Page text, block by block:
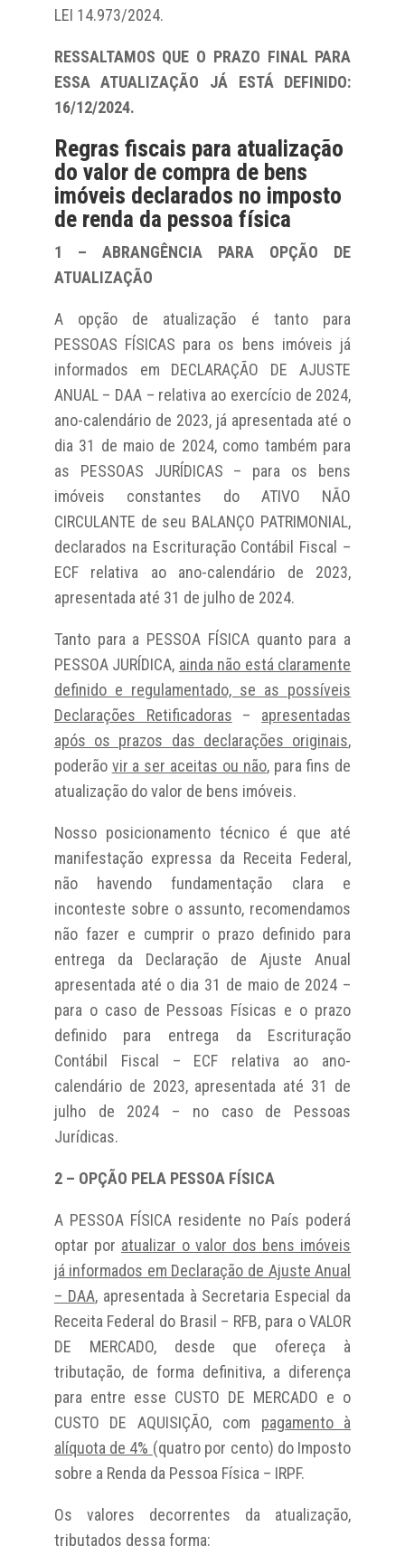
LEI 14.973/2024.
RESSALTAMOS QUE O PRAZO FINAL PARA
ESSA ATUALIZAÇÃO JÁ ESTÁ DEFINIDO:
16/12/2024.
Regras fiscais para atualização
do valor de compra de bens
imóveis declarados no imposto
de renda da pessoa física
1 – ABRANGÊNCIA PARA OPÇÃO DE
ATUALIZAÇÃO
A opção de atualização é tanto para
PESSOAS FÍSICAS para os bens imóveis já
informados em DECLARAÇÃO DE AJUSTE
ANUAL – DAA – relativa ao exercício de 2024,
ano-calendário de 2023, já apresentada até o
dia 31 de maio de 2024, como também para
as PESSOAS JURÍDICAS – para os bens
imóveis constantes do ATIVO NÃO
CIRCULANTE de seu BALANÇO PATRIMONIAL,
declarados na Escrituração Contábil Fiscal –
ECF relativa ao ano-calendário de 2023,
apresentada até 31 de julho de 2024.
Tanto para a PESSOA FÍSICA quanto para a
PESSOA JURÍDICA, ainda não está claramente
definido e regulamentado, se as possíveis
Declarações Retificadoras – apresentadas
após os prazos das declarações originais,
poderão vir a ser aceitas ou não, para fins de
atualização do valor de bens imóveis.
Nosso posicionamento técnico é que até
manifestação expressa da Receita Federal,
não havendo fundamentação clara e
inconteste sobre o assunto, recomendamos
não fazer e cumprir o prazo definido para
entrega da Declaração de Ajuste Anual
apresentada até o dia 31 de maio de 2024 –
para o caso de Pessoas Físicas e o prazo
definido para entrega da Escrituração
Contábil Fiscal – ECF relativa ao ano-
calendário de 2023, apresentada até 31 de
julho de 2024 – no caso de Pessoas
Jurídicas.
2 – OPÇÃO PELA PESSOA FÍSICA
A PESSOA FÍSICA residente no País poderá
optar por atualizar o valor dos bens imóveis
já informados em Declaração de Ajuste Anual
– DAA, apresentada à Secretaria Especial da
Receita Federal do Brasil – RFB, para o VALOR
DE MERCADO, desde que ofereça à
tributação, de forma definitiva, a diferença
para entre esse CUSTO DE MERCADO e o
CUSTO DE AQUISIÇÃO, com pagamento à
alíquota de 4% (quatro por cento) do Imposto
sobre a Renda da Pessoa Física – IRPF.
Os valores decorrentes da atualização,
tributados dessa forma: